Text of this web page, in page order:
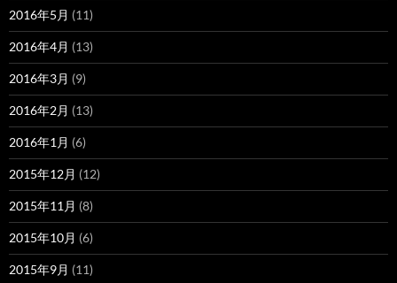
2016年5月 (11)
2016年4月 (13)
2016年3月 (9)
2016年2月 (13)
2016年1月 (6)
2015年12月 (12)
2015年11月 (8)
2015年10月 (6)
2015年9月 (11)